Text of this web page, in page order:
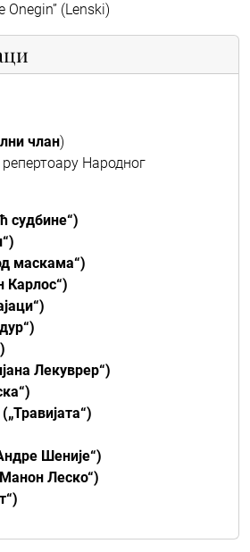
Onegin” (Lenski)
члан)
Народног
судбине“)
маскама“)
Карлос“)
Лекуврер“)
Шеније“)
Леско“)